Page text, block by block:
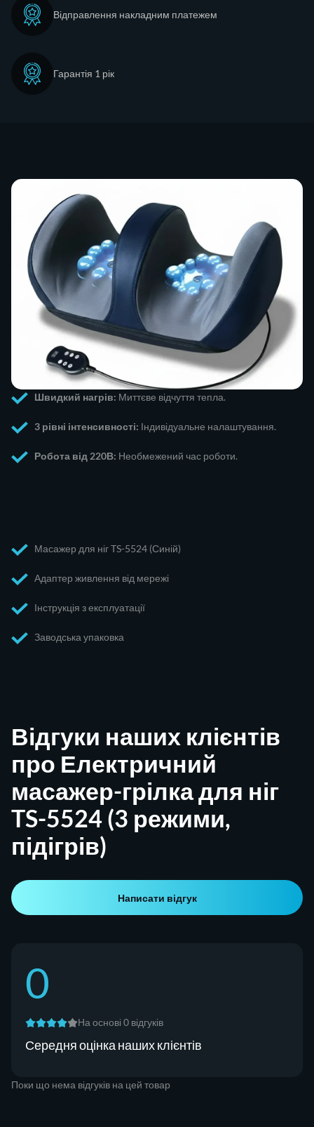
Відправлення накладним платежем
Гарантія 1 рік
Швидкий нагрів: Миттєве відчуття тепла.
3 рівні інтенсивності: Індивідуальне налаштування.
Робота від 220В: Необмежений час роботи.
Масажер для ніг TS-5524 (Синій)
Адаптер живлення від мережі
Інструкція з експлуатації
Заводська упаковка
Відгуки наших клієнтів
про Електричний
масажер-грілка для ніг
TS-5524 (3 режими,
підігрів)
Написати відгук
Поки що нема відгуків на цей товар
0
На основі 0 відгуків
Середня оцінка наших клієнтів